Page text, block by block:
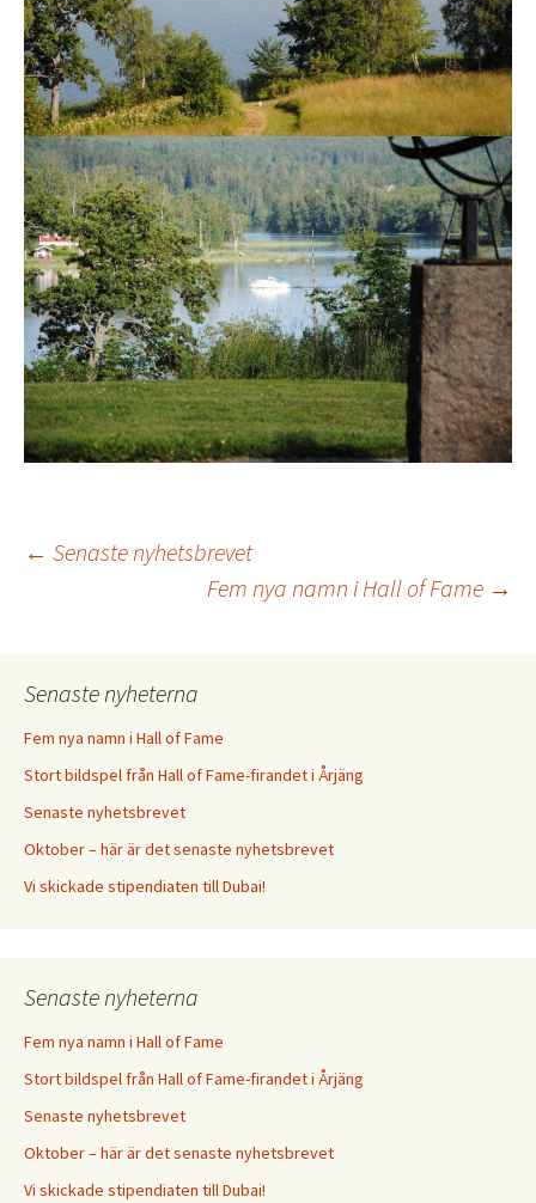
Post
← Senaste nyhetsbrevet
Fem nya namn i Hall of Fame →
Senaste nyheterna
Fem nya namn i Hall of Fame
Stort bildspel från Hall of Fame-firandet i Årjäng
Senaste nyhetsbrevet
Oktober – här är det senaste nyhetsbrevet
Vi skickade stipendiaten till Dubai!
Senaste nyheterna
Fem nya namn i Hall of Fame
Stort bildspel från Hall of Fame-firandet i Årjäng
Senaste nyhetsbrevet
Oktober – här är det senaste nyhetsbrevet
Vi skickade stipendiaten till Dubai!